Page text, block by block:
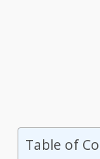
Table of